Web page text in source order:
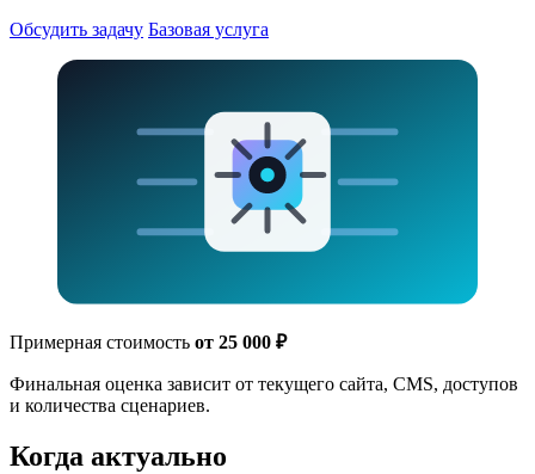
Обсудить задачу Базовая услуга
Примерная стоимость от 25 000 ₽
Финальная оценка зависит от текущего сайта, CMS, доступов
и количества сценариев.
Когда актуально